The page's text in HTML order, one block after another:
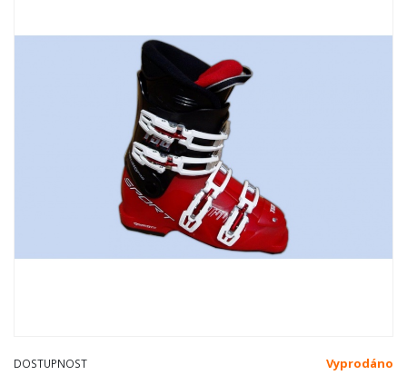
DOSTUPNOST Vyprodáno